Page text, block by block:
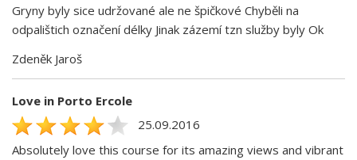
Gryny byly sice udržované ale ne špičkové Chyběli na
odpalištich označení délky Jinak zázemí tzn služby byly Ok
Zdeněk Jaroš
Love in Porto Ercole
25.09.2016
Absolutely love this course for its amazing views and vibrant